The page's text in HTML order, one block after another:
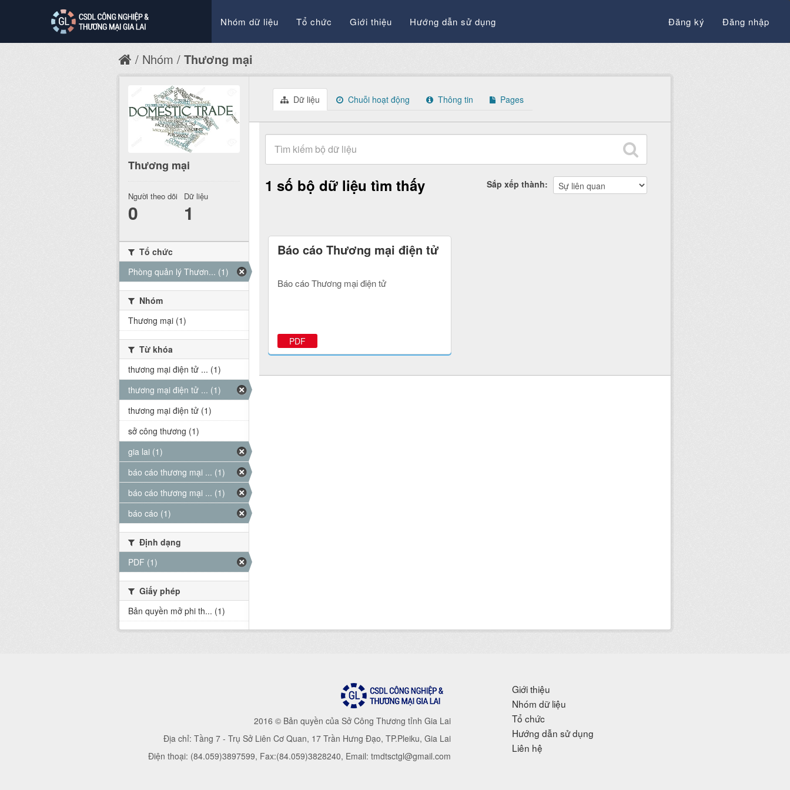
Nhóm dữ liệu Tổ chức Giới thiệu Hướng dẫn sử dụng Đăng ký Đăng nhập
Nhóm Thương mại
Dữ liệu Chuỗi hoạt động Thông tin Pages
Sắp xếp thành
1 số bộ dữ liệu tìm thấy
Báo cáo Thương mại điện tử
Báo cáo Thương mại điện tử
PDF
Thương mại
Người theo dõi
0
Dữ liệu
1
Tổ chức
Phòng quản lý Thươn... (1)
Nhóm
Thương mại (1)
Từ khóa
thương mại điện tử ... (1)
thương mại điện tử ... (1)
thương mại điện tử (1)
sở công thương (1)
gia lai (1)
báo cáo thương mại ... (1)
báo cáo thương mại ... (1)
báo cáo (1)
Định dạng
PDF (1)
Giấy phép
Bản quyền mở phi th... (1)
2016 © Bản quyền của Sở Công Thương tỉnh Gia Lai
Địa chỉ: Tầng 7 - Trụ Sở Liên Cơ Quan, 17 Trần Hưng Đạo, TP.Pleiku, Gia Lai
Điện thoại: (84.059)3897599, Fax:(84.059)3828240, Email: tmdtsctgl@gmail.com
Giới thiệu
Nhóm dữ liệu
Tổ chức
Hướng dẫn sử dụng
Liên hệ